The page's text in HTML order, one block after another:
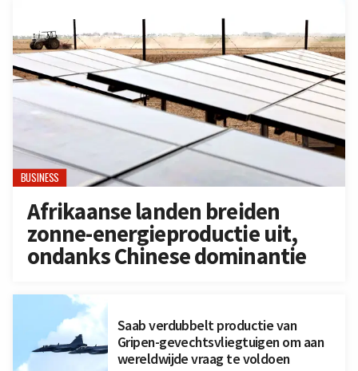
BUSINESS
Afrikaanse landen breiden
zonne-energieproductie uit,
ondanks Chinese dominantie
Saab verdubbelt productie van
Gripen-gevechtsvliegtuigen om aan
wereldwijde vraag te voldoen